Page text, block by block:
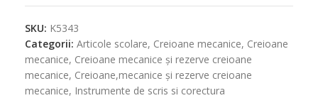
SKU: K5343
Categorii: Articole scolare, Creioane mecanice, Creioane
mecanice, Creioane mecanice și rezerve creioane
mecanice, Creioane,mecanice și rezerve creioane
mecanice, Instrumente de scris si corectura